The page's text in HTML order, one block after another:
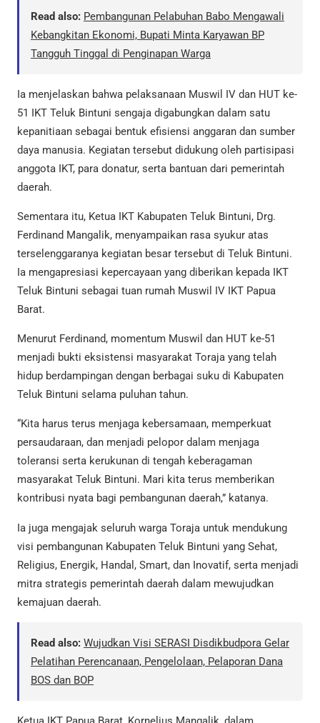
Read also: Pembangunan Pelabuhan Babo Mengawali
Kebangkitan Ekonomi, Bupati Minta Karyawan BP
Tangguh Tinggal di Penginapan Warga
Ia menjelaskan bahwa pelaksanaan Muswil IV dan HUT ke-
51 IKT Teluk Bintuni sengaja digabungkan dalam satu
kepanitiaan sebagai bentuk efisiensi anggaran dan sumber
daya manusia. Kegiatan tersebut didukung oleh partisipasi
anggota IKT, para donatur, serta bantuan dari pemerintah
daerah.
Sementara itu, Ketua IKT Kabupaten Teluk Bintuni, Drg.
Ferdinand Mangalik, menyampaikan rasa syukur atas
terselenggaranya kegiatan besar tersebut di Teluk Bintuni.
Ia mengapresiasi kepercayaan yang diberikan kepada IKT
Teluk Bintuni sebagai tuan rumah Muswil IV IKT Papua
Barat.
Menurut Ferdinand, momentum Muswil dan HUT ke-51
menjadi bukti eksistensi masyarakat Toraja yang telah
hidup berdampingan dengan berbagai suku di Kabupaten
Teluk Bintuni selama puluhan tahun.
“Kita harus terus menjaga kebersamaan, memperkuat
persaudaraan, dan menjadi pelopor dalam menjaga
toleransi serta kerukunan di tengah keberagaman
masyarakat Teluk Bintuni. Mari kita terus memberikan
kontribusi nyata bagi pembangunan daerah,” katanya.
Ia juga mengajak seluruh warga Toraja untuk mendukung
visi pembangunan Kabupaten Teluk Bintuni yang Sehat,
Religius, Energik, Handal, Smart, dan Inovatif, serta menjadi
mitra strategis pemerintah daerah dalam mewujudkan
kemajuan daerah.
Read also: Wujudkan Visi SERASI Disdikbudpora Gelar
Pelatihan Perencanaan, Pengelolaan, Pelaporan Dana
BOS dan BOP